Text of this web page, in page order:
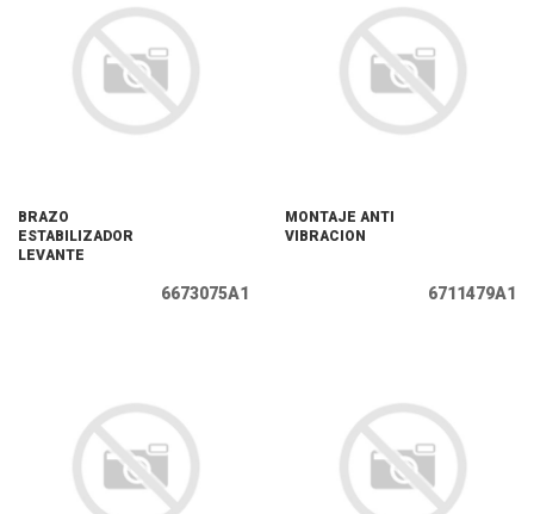
BRAZO
ESTABILIZADOR
LEVANTE
6673075A1
MONTAJE ANTI
VIBRACION
6711479A1